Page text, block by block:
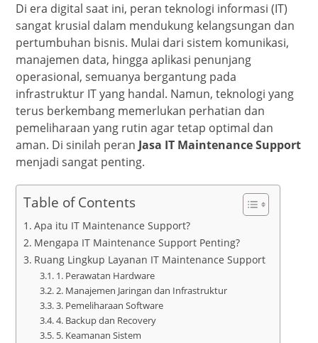
Di era digital saat ini, peran teknologi informasi (IT)
sangat krusial dalam mendukung kelangsungan dan
pertumbuhan bisnis. Mulai dari sistem komunikasi,
manajemen data, hingga aplikasi penunjang
operasional, semuanya bergantung pada
infrastruktur IT yang handal. Namun, teknologi yang
terus berkembang memerlukan perhatian dan
pemeliharaan yang rutin agar tetap optimal dan
aman. Di sinilah peranJasa IT Maintenance Support
menjadi sangat penting.
Table of Contents
Apa itu IT Maintenance Support?
Mengapa IT Maintenance Support Penting?
Ruang Lingkup Layanan IT Maintenance Support
1. Perawatan Hardware
2. Manajemen Jaringan dan Infrastruktur
3. Pemeliharaan Software
4. Backup dan Recovery
5. Keamanan Sistem